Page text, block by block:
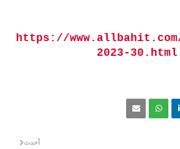
https://
2023-30.html
أحدث